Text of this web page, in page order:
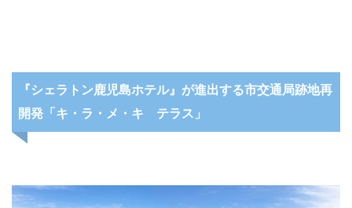
『シェラトン鹿児島ホテル』が進出する市交通局跡地再
開発「キ・ラ・メ・キ テラス」